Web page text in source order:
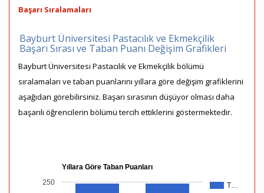
Başarı Sıralamaları
Bayburt Üniversitesi Pastacılık ve Ekmekçilik
Başarı Sırası ve Taban Puanı Değişim Grafikleri
Bayburt Üniversitesi Pastacılık ve Ekmekçilik bölümü
sıralamaları ve taban puanlarını yıllara göre değişim grafiklerini
aşağıdan görebilirsiniz. Başarı sırasının düşüyor olması daha
başarılı öğrencilerin bölümü tercih ettiklerini göstermektedir.
Yıllara Göre Taban Puanları
T…
250